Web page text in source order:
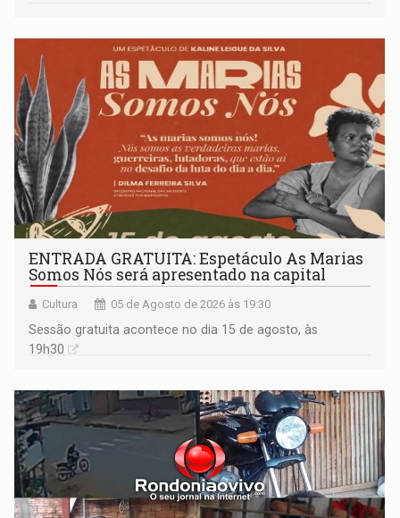
ENTRADA GRATUITA: Espetáculo As Marias
Somos Nós será apresentado na capital
Cultura 05 de Agosto de 2026 às 19:30
Sessão gratuita acontece no dia 15 de agosto, às
19h30